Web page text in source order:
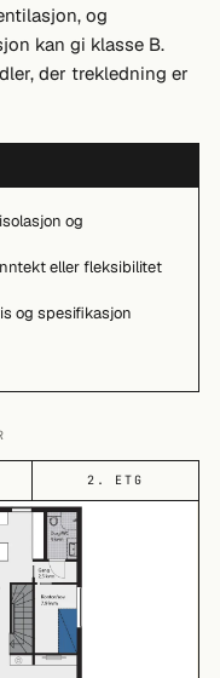
og
kan gi klasse B.
der trekledning er
og
eller fleksibilitet
og spesifikasjon
2. ETG